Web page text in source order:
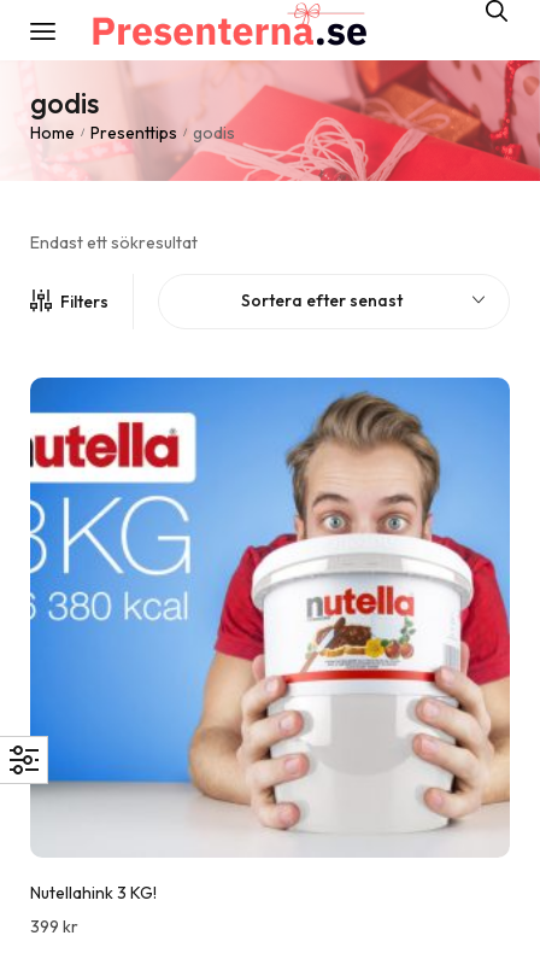
godis
Home / Presenttips / godis
Endast ett sökresultat
Filters Sortera efter senast
Nutellahink 3 KG!
399 kr